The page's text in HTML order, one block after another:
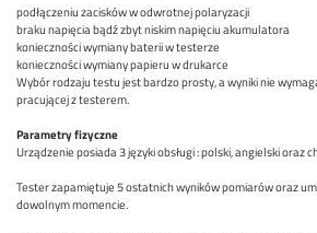
podłączeniu zacisków w odwrotnej polaryzacji
braku napięcia bądź zbyt niskim napięciu akumulatora
konieczności wymiany baterii w testerze
konieczności wymiany papieru w drukarce
Wybór rodzaju testu jest bardzo prosty, a wyniki nie
pracującej z testerem.
Parametry fizyczne
Urządzenie posiada 3 języki obsługi : polski, angielski oraz
Tester zapamiętuje 5 ostatnich wyników pomiarów oraz
dowolnym momencie.